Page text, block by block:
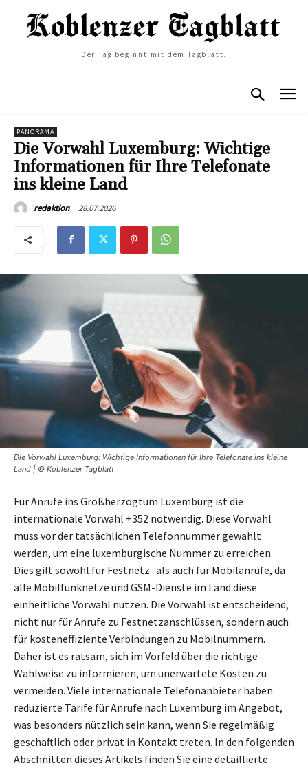
Der Tag beginnt mit dem Tagblatt.
PANORAMA
Die Vorwahl Luxemburg: Wichtige
Informationen für Ihre Telefonate
ins kleine Land
redaktion 28.07.2026
Die Vorwahl Luxemburg: Wichtige Informationen für Ihre Telefonate ins kleine
Land | © Koblenzer Tagblatt
Für Anrufe ins Großherzogtum Luxemburg ist die
internationale Vorwahl +352 notwendig. Diese Vorwahl
muss vor der tatsächlichen Telefonnummer gewählt
werden, um eine luxemburgische Nummer zu erreichen.
Dies gilt sowohl für Festnetz- als auch für Mobilanrufe, da
alle Mobilfunknetze und GSM-Dienste im Land diese
einheitliche Vorwahl nutzen. Die Vorwahl ist entscheidend,
nicht nur für Anrufe zu Festnetzanschlüssen, sondern auch
für kosteneffiziente Verbindungen zu Mobilnummern.
Daher ist es ratsam, sich im Vorfeld über die richtige
Wählweise zu informieren, um unerwartete Kosten zu
vermeiden. Viele internationale Telefonanbieter haben
reduzierte Tarife für Anrufe nach Luxemburg im Angebot,
was besonders nützlich sein kann, wenn Sie regelmäßig
geschäftlich oder privat in Kontakt treten. In den folgenden
Abschnitten dieses Artikels finden Sie eine detaillierte